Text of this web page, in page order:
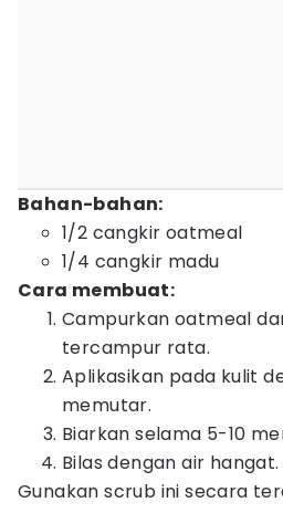
Bahan-bahan:
1/2 cangkir oatmeal
1/4 cangkir madu
Cara membuat:
Campurkan oatmeal
tercampur rata.
Aplikasikan pada kulit
memutar.
Biarkan selama 5-10
Bilas dengan air hangat.
Gunakan scrub ini secara